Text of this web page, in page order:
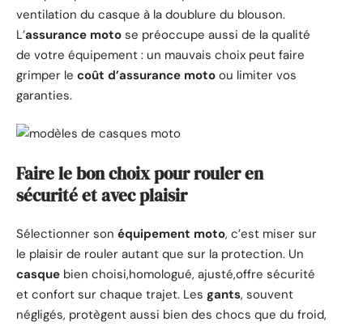
ventilation du casque à la doublure du blouson.
L’assurance moto se préoccupe aussi de la qualité
de votre équipement : un mauvais choix peut faire
grimper le coût d’assurance moto ou limiter vos
garanties.
Faire le bon choix pour rouler en
sécurité et avec plaisir
Sélectionner son équipement moto, c’est miser sur
le plaisir de rouler autant que sur la protection. Un
casque bien choisi,homologué, ajusté,offre sécurité
et confort sur chaque trajet. Les gants, souvent
négligés, protègent aussi bien des chocs que du froid,